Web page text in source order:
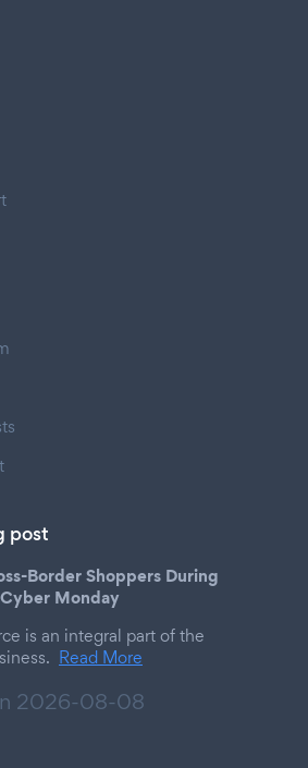
post
Border Shoppers During
Monday
is an integral part of the
Read More
2026-08-08